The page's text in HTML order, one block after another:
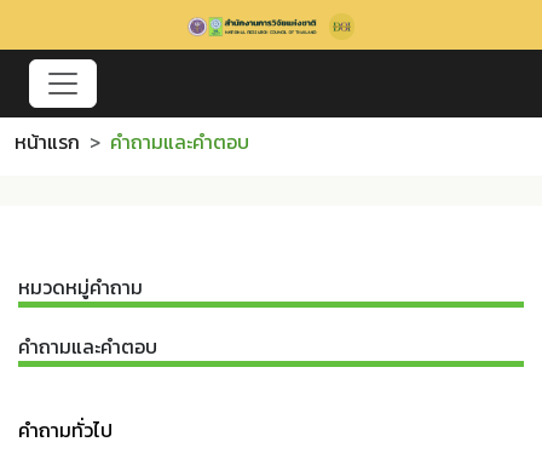
หน้าแรก คำถามและคำตอบ
หมวดหมู่คำถาม
คำถามและคำตอบ
คำถามทั่วไป